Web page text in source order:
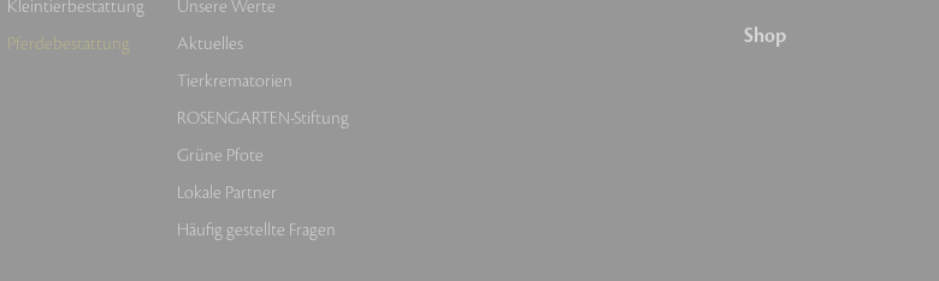
Kleintierbestattung
Pferdebestattung
Unsere Werte
Aktuelles
Tierkrematorien
ROSENGARTEN-Stiftung
Grüne Pfote
Lokale Partner
Häufig gestellte Fragen
Shop